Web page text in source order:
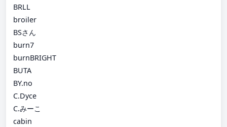
BRLL
broiler
BSさん
burn7
burnBRIGHT
BUTA
BY.no
C.Dyce
C.みーこ
cabin